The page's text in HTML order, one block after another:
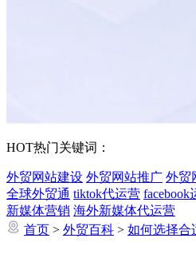
HOT热门关键词：
外贸网站建设 外贸网站推广 外贸
全球外贸通 tiktok代运营 facebook
新媒体营销 海外新媒体代运营
首页 > 外贸百科 > 如何选择合